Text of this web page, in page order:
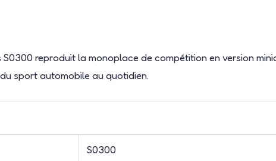
reproduit la monoplace de compétition en version
sport automobile au quotidien.
S0300